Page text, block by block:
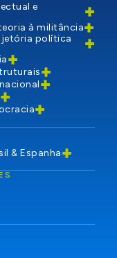
e
à militância
política
& Espanha